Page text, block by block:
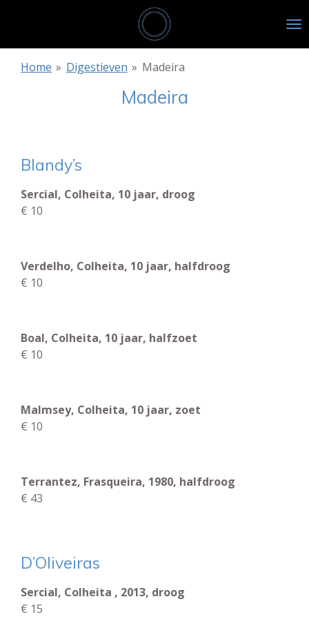
naar
Home » Digestieven » Madeira
Madeira
Blandy’s
Sercial, Colheita, 10 jaar, droog
€ 10
Verdelho, Colheita, 10 jaar, halfdroog
€ 10
Boal, Colheita, 10 jaar, halfzoet
€ 10
Malmsey, Colheita, 10 jaar, zoet
€ 10
Terrantez, Frasqueira, 1980, halfdroog
€ 43
D’Oliveiras
Sercial, Colheita , 2013, droog
€ 15